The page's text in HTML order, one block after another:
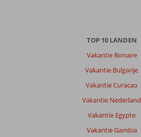
TOP 10 LANDEN
Vakantie Bonaire
Vakantie Bulgarije
Vakantie Curacao
Vakantie Nederland
Vakantie Egypte
Vakantie Gambia